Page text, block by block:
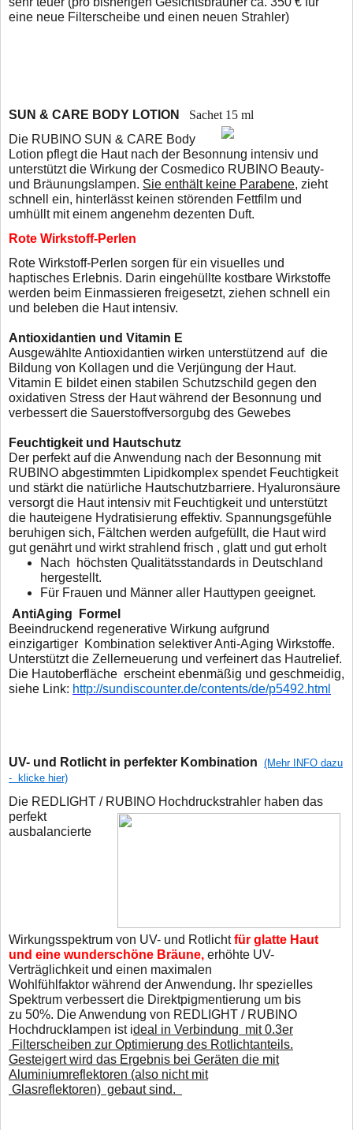
eine neue Filterscheibe und einen neuen Strahler)
SUN & CARE BODY LOTION
Sachet 15 ml
Die RUBINO SUN & CARE Body
Lotion pflegt die Haut nach der Besonnung intensiv und
unterstützt die Wirkung der Cosmedico RUBINO Beauty-
und Bräunungslampen. Sie enthält keine Parabene, zieht
schnell ein, hinterlässt keinen störenden Fettfilm und
umhüllt mit einem angenehm dezenten Duft.
Rote Wirkstoff-Perlen
Rote Wirkstoff-Perlen sorgen für ein visuelles und
haptisches Erlebnis. Darin eingehüllte kostbare Wirkstoffe
werden beim Einmassieren freigesetzt, ziehen schnell ein
und beleben die Haut intensiv.
Antioxidantien und Vitamin E
Ausgewählte Antioxidantien wirken unterstützend auf die
Bildung von Kollagen und die Verjüngung der Haut.
Vitamin E bildet einen stabilen Schutzschild gegen den
oxidativen Stress der Haut während der Besonnung und
verbessert die Sauerstoffversorgubg des Gewebes
Feuchtigkeit und Hautschutz
Der perfekt auf die Anwendung nach der Besonnung mit
RUBINO abgestimmten Lipidkomplex spendet Feuchtigkeit
und stärkt die natürliche Hautschutzbarriere. Hyaluronsäure
versorgt die Haut intensiv mit Feuchtigkeit und unterstützt
die hauteigene Hydratisierung effektiv. Spannungsgefühle
beruhigen sich, Fältchen werden aufgefüllt, die Haut wird
gut genährt und wirkt strahlend frisch , glatt und gut erholt
Nach höchsten Qualitätsstandards in Deutschland
hergestellt.
Für Frauen und Männer aller Hauttypen geeignet.
AntiAging
Beeindruckend regenerative Wirkung aufgrund
einzigartiger Kombination selektiver Anti-Aging Wirkstoffe.
Unterstützt die Zellerneuerung und verfeinert das Hautrelief.
Die Hautoberfläche erscheint ebenmäßig und geschmeidig,
siehe Link: http://sundiscounter.de/contents/de/p5492.html
UV- und Rotlicht in perfekter Kombination (Mehr INFO dazu
- klicke hier)
Die REDLIGHT / RUBINO Hochdruckstrahler haben das
perfekt
ausbalancierte
Wirkungsspektrum von UV- und Rotlichtfür glatte Haut
und eine wunderschöne Bräune, erhöhte UV-
Verträglichkeit und einen maximalen
Wohlfühlfaktor während der Anwendung. Ihr spezielles
Spektrum verbessert die Direktpigmentierung um bis
zu 50%. Die Anwendung von REDLIGHT / RUBINO
Hochdrucklampen ist ideal in Verbindung mit 0.3er
Filterscheiben zur Optimierung des Rotlichtanteils.
Gesteigert wird das Ergebnis bei Geräten die mit
Aluminiumreflektoren (also nicht mit
Glasreflektoren) gebaut sind.